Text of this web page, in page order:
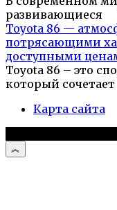
развивающиеся
Toyota 86 —
потрясающими
доступными
Toyota 86 – это
который сочетает
Карта сайта